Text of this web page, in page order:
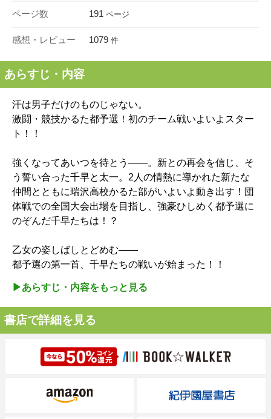
ページ数 191 ページ
感想・レビュー 1079 件
あらすじ・内容
汗は男子だけのものじゃない。
激闘・競技かるた都予選！初のチーム戦いよいよスター
ト！！
強くなってあいつを待とう――。新との再会を信じ、そ
う誓い合った千早と太一。2人の情熱に導かれた新たな
仲間とともに瑞沢高校かるた部がいよいよ動き出す！団
体戦での全国大会出場を目指し、強豪ひしめく都予選に
のぞんだ千早たちは！？
乙女の姿しばしとどめむ――
都予選の第一首、千早たちの戦いが始まった！！
▶︎あらすじ・内容をもっと見る
書店で詳細を見る